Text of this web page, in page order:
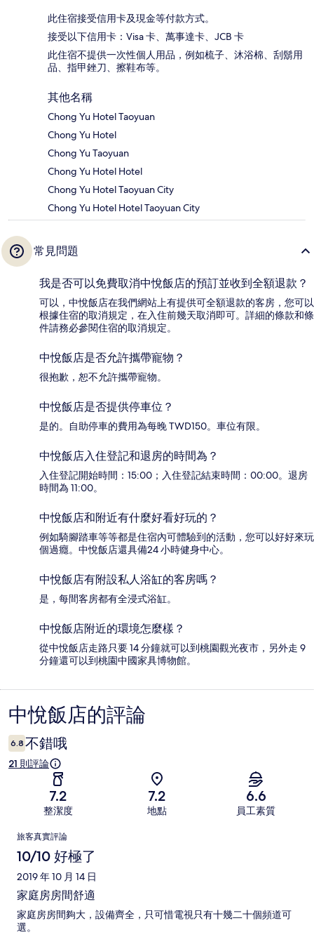
此住宿接受信用卡及現金等付款方式。
接受以下信用卡：Visa 卡、萬事達卡、JCB 卡
此住宿不提供一次性個人用品，例如梳子、沐浴棉、刮鬍用
品、指甲銼刀、擦鞋布等。
其他名稱
Chong Yu Hotel Taoyuan
Chong Yu Hotel
Chong Yu Taoyuan
Chong Yu Hotel Hotel
Chong Yu Hotel Taoyuan City
Chong Yu Hotel Hotel Taoyuan City
常見問題
我是否可以免費取消中悅飯店的預訂並收到全額退款？
可以，中悅飯店在我們網站上有提供可全額退款的客房，您可以
根據住宿的取消規定，在入住前幾天取消即可。詳細的條款和條
件請務必參閱住宿的取消規定。
中悅飯店是否允許攜帶寵物？
很抱歉，恕不允許攜帶寵物。
中悅飯店是否提供停車位？
是的。自助停車的費用為每晚 TWD150。車位有限。
中悅飯店入住登記和退房的時間為？
入住登記開始時間：15:00；入住登記結束時間：00:00。退房
時間為 11:00。
中悅飯店和附近有什麼好看好玩的？
例如騎腳踏車等等都是住宿內可體驗到的活動，您可以好好來玩
個過癮。中悅飯店還具備24 小時健身中心。
中悅飯店有附設私人浴缸的客房嗎？
是，每間客房都有全浸式浴缸。
中悅飯店附近的環境怎麼樣？
從中悅飯店走路只要 14 分鐘就可以到桃園觀光夜市，另外走 9
分鐘還可以到桃園中國家具博物館。
評
論
中悅飯店的評論
6.8 不錯哦
21 則評論
7.2
整潔度
7.2
地點
6.6
員工素質
評
論
旅客真實評論
10/10 好極了
2019 年 10 月 14 日
家庭房房間舒適
家庭房房間夠大，設備齊全，只可惜電視只有十幾二十個頻道可
選。